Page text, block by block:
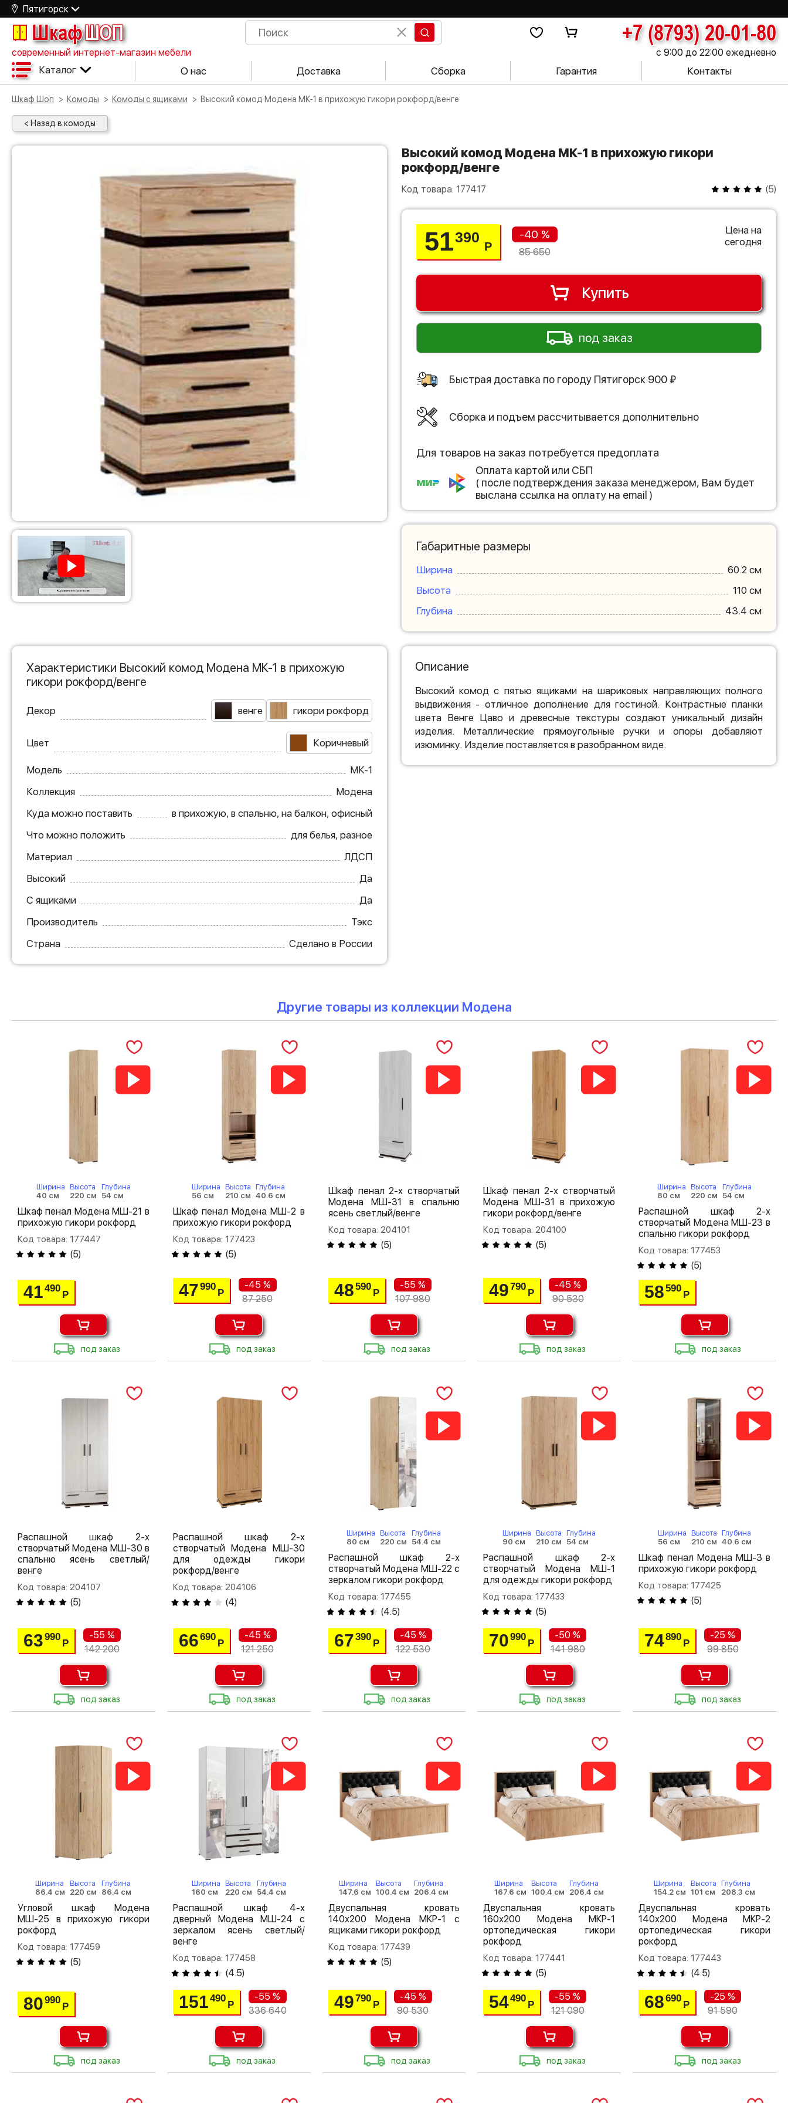
Пятигорск
ШкафШОП +7 (8793) 20-01-80
современный интернет-магазин мебели с 9:00 до 22:00 ежедневно
Каталог О нас Доставка Сборка Гарантия Контакты
Шкаф Шоп Комоды Комоды с ящиками Высокий комод Модена МК-1 в прихожую гикори рокфорд/венге
< Назад в комоды
Высокий комод Модена МК-1 в прихожую гикори
рокфорд/венге
Код товара: 177417 (5)
51390
Р
-40 %
85 650
Цена на
сегодня
Купить
под заказ
Быстрая доставка по городу Пятигорск 900 ₽
Сборка и подъем рассчитывается дополнительно
Для товаров на заказ потребуется предоплата
Оплата картой или СБП
( после подтверждения заказа менеджером, Вам будет
выслана ссылка на оплату на email )
Габаритные размеры
Ширина
60.2 см
Высота
110 см
Глубина
43.4 см
Характеристики Высокий комод Модена МК-1 в прихожую
гикори рокфорд/венге
Декор венге гикори рокфорд
Цвет Коричневый
Модель
МК-1
Коллекция
Модена
Куда можно поставить
в прихожую, в спальню, на балкон, офисный
Что можно положить
для белья, разное
Материал
ЛДСП
Высокий
Да
С ящиками
Да
Производитель
Тэкс
Страна
Сделано в России
Описание
Высокий комод с пятью ящиками на шариковых направляющих полного
выдвижения - отличное дополнение для гостиной. Контрастные планки
цвета Венге Цаво и древесные текстуры создают уникальный дизайн
изделия. Металлические прямоугольные ручки и опоры добавляют
изюминку. Изделие поставляется в разобранном виде.
Другие товары из коллекции Модена
Ширина
40 см
Высота
220 см
Глубина
54 см
Шкаф пенал Модена МШ-21 в
прихожую гикори рокфорд
Код товара: 177447
(5)
41490
Р
под заказ
Ширина
56 см
Высота
210 см
Глубина
40.6 см
Шкаф пенал Модена МШ-2 в
прихожую гикори рокфорд
Код товара: 177423
(5)
47990
Р
-45 %
87 250
под заказ
Шкаф пенал 2-х створчатый
Модена МШ-31 в спальню
ясень светлый/венге
Код товара: 204101
(5)
48590
Р
-55 %
107 980
под заказ
Шкаф пенал 2-х створчатый
Модена МШ-31 в прихожую
гикори рокфорд/венге
Код товара: 204100
(5)
49790
Р
-45 %
90 530
под заказ
Ширина
80 см
Высота
220 см
Глубина
54 см
Распашной шкаф 2-х
створчатый Модена МШ-23 в
спальню гикори рокфорд
Код товара: 177453
(5)
58590
Р
под заказ
Распашной шкаф 2-х
створчатый Модена МШ-30 в
спальню ясень светлый/
венге
Код товара: 204107
(5)
63990
Р
-55 %
142 200
под заказ
Распашной шкаф 2-х
створчатый Модена МШ-30
для одежды гикори
рокфорд/венге
Код товара: 204106
(4)
66690
Р
-45 %
121 250
под заказ
Ширина
80 см
Высота
220 см
Глубина
54.4 см
Распашной шкаф 2-х
створчатый Модена МШ-22 с
зеркалом гикори рокфорд
Код товара: 177455
(4.5)
67390
Р
-45 %
122 530
под заказ
Ширина
90 см
Высота
210 см
Глубина
54 см
Распашной шкаф 2-х
створчатый Модена МШ-1
для одежды гикори рокфорд
Код товара: 177433
(5)
70990
Р
-50 %
141 980
под заказ
Ширина
56 см
Высота
210 см
Глубина
40.6 см
Шкаф пенал Модена МШ-3 в
прихожую гикори рокфорд
Код товара: 177425
(5)
74890
Р
-25 %
99 850
под заказ
Ширина
86.4 см
Высота
220 см
Глубина
86.4 см
Угловой шкаф Модена
МШ-25 в прихожую гикори
рокфорд
Код товара: 177459
(5)
80990
Р
под заказ
Ширина
160 см
Высота
220 см
Глубина
54.4 см
Распашной шкаф 4-х
дверный Модена МШ-24 с
зеркалом ясень светлый/
венге
Код товара: 177458
(4.5)
151490
Р
-55 %
336 640
под заказ
Ширина
147.6 см
Высота
100.4 см
Глубина
206.4 см
Двуспальная кровать
140х200 Модена МКР-1 с
ящиками гикори рокфорд
Код товара: 177439
(5)
49790
Р
-45 %
90 530
под заказ
Ширина
167.6 см
Высота
100.4 см
Глубина
206.4 см
Двуспальная кровать
160х200 Модена МКР-1
ортопедическая гикори
рокфорд
Код товара: 177441
(5)
54490
Р
-55 %
121 090
под заказ
Ширина
154.2 см
Высота
101 см
Глубина
208.3 см
Двуспальная кровать
140х200 Модена МКР-2
ортопедическая гикори
рокфорд
Код товара: 177443
(4.5)
68690
Р
-25 %
91 590
под заказ